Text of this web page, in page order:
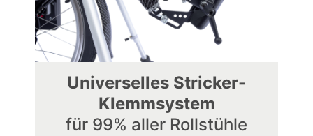
Universelles Stricker-
Klemmsystem
für 99% aller Rollstühle